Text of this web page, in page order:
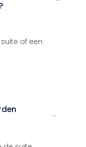
of een